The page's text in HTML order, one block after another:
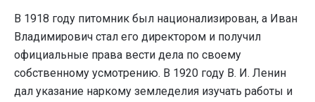
В 1918 году питомник был национализирован, а Иван
Владимирович стал его директором и получил
официальные права вести дела по своему
собственному усмотрению. В 1920 году В. И. Ленин
дал указание наркому земледелия изучать работы и